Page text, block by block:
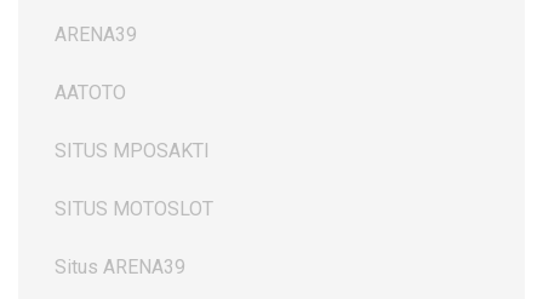
ARENA39
AATOTO
SITUS MPOSAKTI
SITUS MOTOSLOT
Situs ARENA39